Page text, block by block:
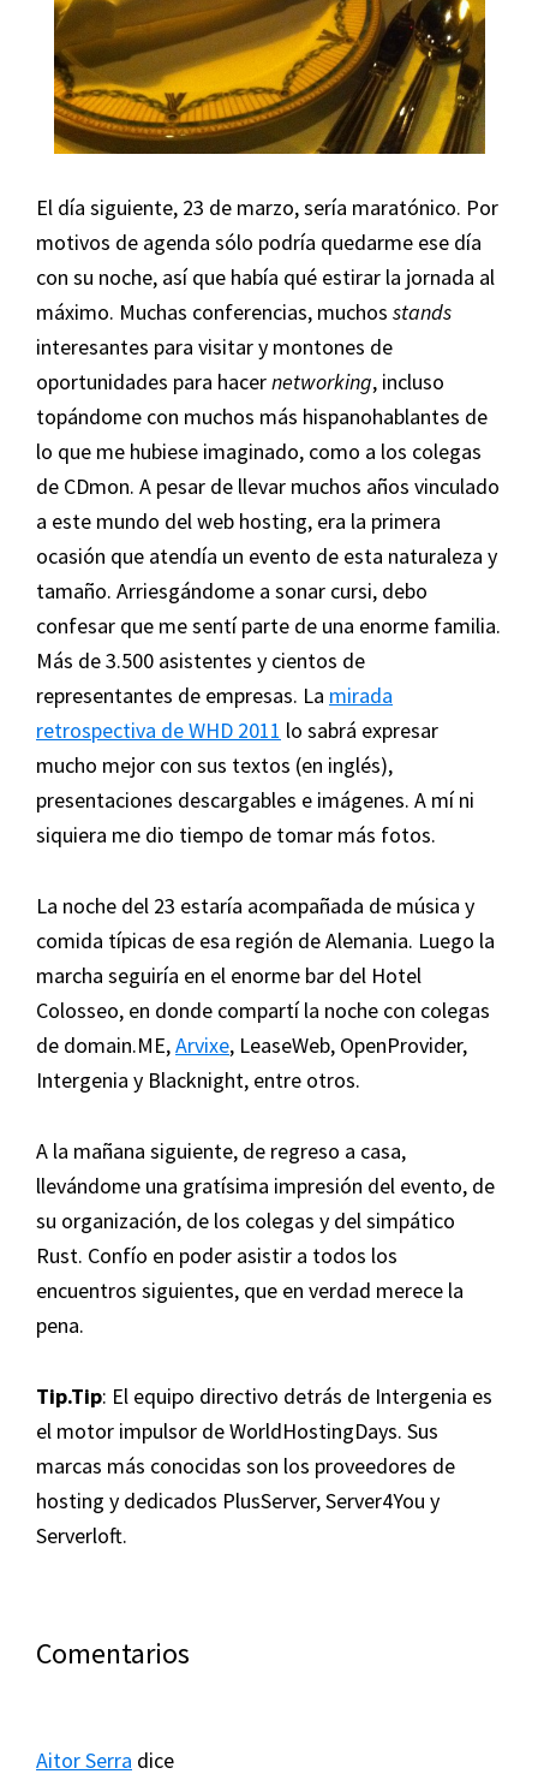
El día siguiente, 23 de marzo, sería maratónico. Por
motivos de agenda sólo podría quedarme ese día
con su noche, así que había qué estirar la jornada al
máximo. Muchas conferencias, muchos stands
interesantes para visitar y montones de
oportunidades para hacernetworking, incluso
topándome con muchos más hispanohablantes de
lo que me hubiese imaginado, como a los colegas
de CDmon. A pesar de llevar muchos años vinculado
a este mundo del web hosting, era la primera
ocasión que atendía un evento de esta naturaleza y
tamaño. Arriesgándome a sonar cursi, debo
confesar que me sentí parte de una enorme familia.
Más de 3.500 asistentes y cientos de
representantes de empresas. La mirada
retrospectiva de WHD 2011 lo sabrá expresar
mucho mejor con sus textos (en inglés),
presentaciones descargables e imágenes. A mí ni
siquiera me dio tiempo de tomar más fotos.
La noche del 23 estaría acompañada de música y
comida típicas de esa región de Alemania. Luego la
marcha seguiría en el enorme bar del Hotel
Colosseo, en donde compartí la noche con colegas
de domain.ME,Arvixe, LeaseWeb, OpenProvider,
Intergenia y Blacknight, entre otros.
A la mañana siguiente, de regreso a casa,
llevándome una gratísima impresión del evento, de
su organización, de los colegas y del simpático
Rust. Confío en poder asistir a todos los
encuentros siguientes, que en verdad merece la
pena.
Tip.Tip: El equipo directivo detrás de Intergenia es
el motor impulsor de WorldHostingDays. Sus
marcas más conocidas son los proveedores de
hosting y dedicados PlusServer, Server4You y
Serverloft.
Interacciones
Comentarios
Aitor Serra dice